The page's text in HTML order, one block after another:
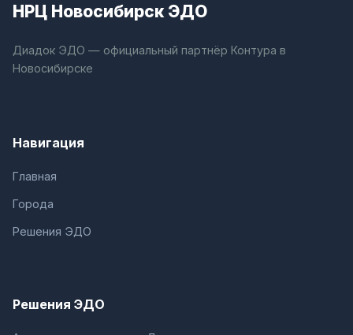
НРЦ Новосибирск ЭДО
Диадок ЭДО — официальный партнёр Контура в
Новосибирске
Навигация
Главная
Города
Решения ЭДО
Решения ЭДО